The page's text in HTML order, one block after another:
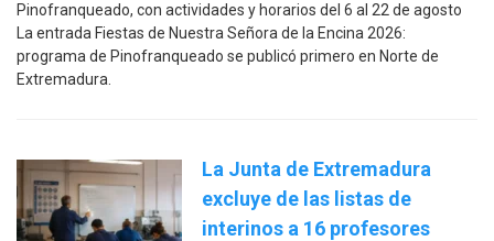
Pinofranqueado, con actividades y horarios del 6 al 22 de agosto
La entrada Fiestas de Nuestra Señora de la Encina 2026:
programa de Pinofranqueado se publicó primero en Norte de
Extremadura.
La Junta de Extremadura
excluye de las listas de
interinos a 16 profesores